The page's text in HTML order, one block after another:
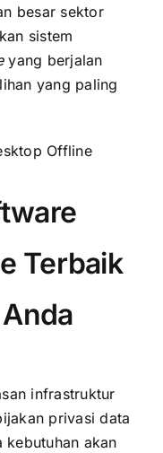
besar sektor
sistem
yang berjalan
yang paling
Offline
Terbaik
infrastruktur
privasi data
kebutuhan akan